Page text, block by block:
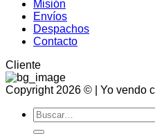
Misión
Envíos
Despachos
Contacto
Cliente
Copyright 2026 © | Yo vendo
Buscar
por: